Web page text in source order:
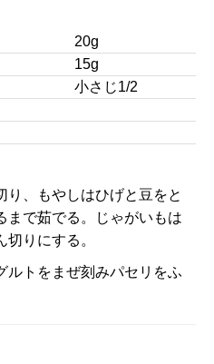
20g
15g
小さじ1/2
り、もやしはひげと豆をと
まで茹でる。じゃがいもは
りにする。
ルトをまぜ刻みパセリをふ